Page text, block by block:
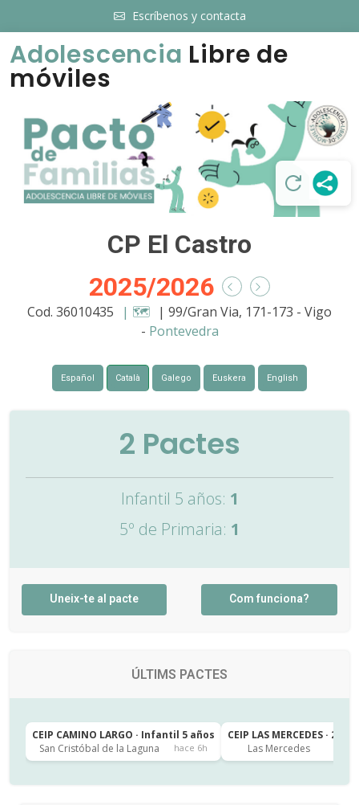
Escríbenos y contacta
Adolescencia Libre de
móviles
CP El Castro
2025/2026
Cod. 36010435 | 🗺️ | 99/Gran Via, 171-173 - Vigo
- Pontevedra
Español Català Galego Euskera English
2 Pactes
Infantil 5 años: 1
5º de Primaria: 1
Uneix-te al pacte Com funciona?
ÚLTIMS PACTES
CEIP CAMINO LARGO · Infantil 5 años
San Cristóbal de la Laguna
hace 6h
CEIP LAS MERCEDES · 2º
Las Mercedes